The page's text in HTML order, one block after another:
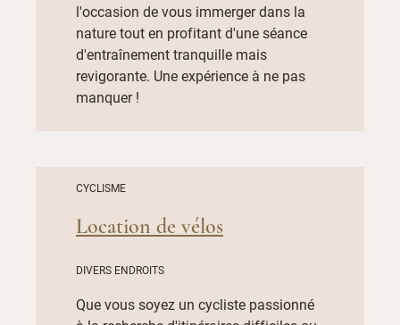
l'occasion de vous immerger dans la
nature tout en profitant d'une séance
d'entraînement tranquille mais
revigorante. Une expérience à ne pas
manquer !
CYCLISME
Location de vélos
DIVERS ENDROITS
Que vous soyez un cycliste passionné